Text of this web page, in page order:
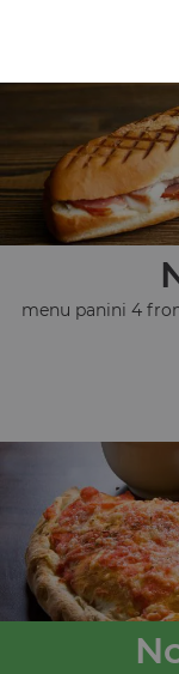
menu panini 4